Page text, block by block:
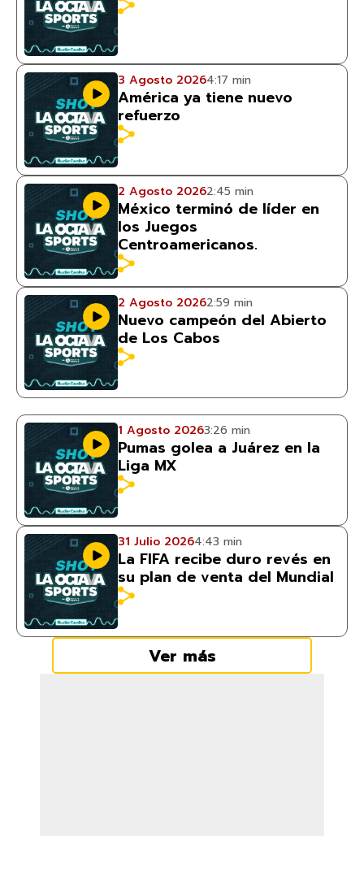
3 Agosto 20264:17 min
América ya tiene nuevo
refuerzo
2 Agosto 20262:45 min
México terminó de líder en
los Juegos
Centroamericanos.
2 Agosto 20262:59 min
Nuevo campeón del Abierto
de Los Cabos
1 Agosto 20263:26 min
Pumas golea a Juárez en la
Liga MX
31 Julio 20264:43 min
La FIFA recibe duro revés en
su plan de venta del Mundial
Ver más